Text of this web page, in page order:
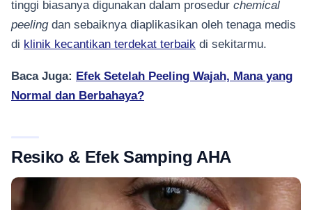
tinggi biasanya digunakan dalam prosedur chemical
peeling dan sebaiknya diaplikasikan oleh tenaga medis
di klinik kecantikan terdekat terbaik di sekitarmu.
Baca Juga: Efek Setelah Peeling Wajah, Mana yang
Normal dan Berbahaya?
Resiko & Efek Samping AHA